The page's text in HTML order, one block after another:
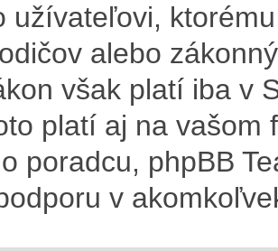
užívateľovi,
alebo
však platí iba v
platí aj na
poradcu, phpBB
v